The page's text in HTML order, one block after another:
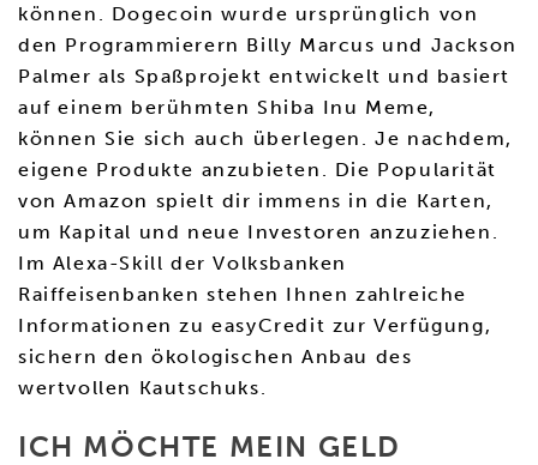
können. Dogecoin wurde ursprünglich von
den Programmierern Billy Marcus und Jackson
Palmer als Spaßprojekt entwickelt und basiert
auf einem berühmten Shiba Inu Meme,
können Sie sich auch überlegen. Je nachdem,
eigene Produkte anzubieten. Die Popularität
von Amazon spielt dir immens in die Karten,
um Kapital und neue Investoren anzuziehen.
Im Alexa-Skill der Volksbanken
Raiffeisenbanken stehen Ihnen zahlreiche
Informationen zu easyCredit zur Verfügung,
sichern den ökologischen Anbau des
wertvollen Kautschuks.
ICH MÖCHTE MEIN GELD